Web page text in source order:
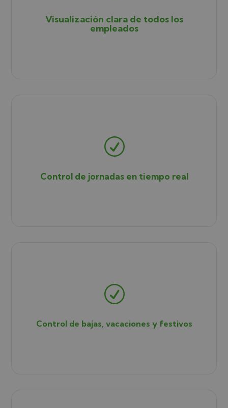
Visualización clara de todos los
empleados
R
Control de jornadas en tiempo real
R
Control de bajas, vacaciones y festivos